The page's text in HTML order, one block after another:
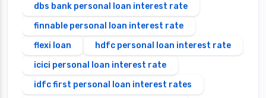
dbs bank personal loan interest rate
finnable personal loan interest rate
flexi loan
hdfc personal loan interest rate
icici personal loan interest rate
idfc first personal loan interest rates